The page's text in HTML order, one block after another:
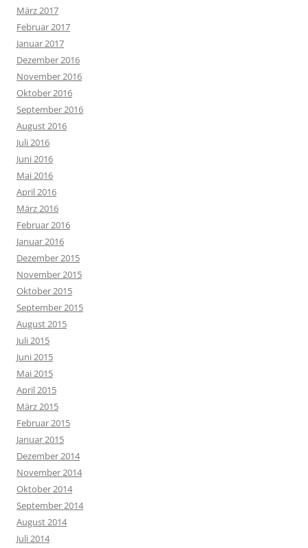
März 2017
Februar 2017
Januar 2017
Dezember 2016
November 2016
Oktober 2016
September 2016
August 2016
Juli 2016
Juni 2016
Mai 2016
April 2016
März 2016
Februar 2016
Januar 2016
Dezember 2015
November 2015
Oktober 2015
September 2015
August 2015
Juli 2015
Juni 2015
Mai 2015
April 2015
März 2015
Februar 2015
Januar 2015
Dezember 2014
November 2014
Oktober 2014
September 2014
August 2014
Juli 2014